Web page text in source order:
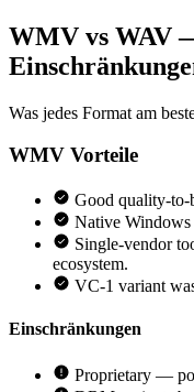
WMV vs WAV
Was jedes Format am
WMV Vorteile
Good quality-to-
Native Windows
Single-vendor
ecosystem.
VC-1 variant
Einschränkungen
Proprietary —